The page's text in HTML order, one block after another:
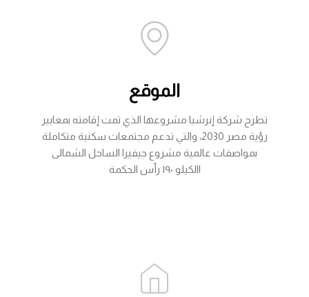
الموقع
تطرح شركة إنرشيا مشروعها الذي تمت إقامته بمعايير
رؤية مصر 2030، والتي تدعم مجتمعات سكنية متكاملة
بمواصفات عالمية مشروع جيفيرا الساحل الشمالى
االكيلو ١٩٠ رأس الحكمة